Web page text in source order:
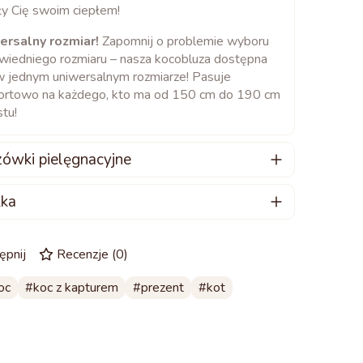
Cię swoim ciepłem!
rozmiar! Zapomnij o problemie wyboru
rozmiaru – nasza kocobluza dostępna
jednym uniwersalnym rozmiarze! Pasuje
na każdego, kto ma od 150 cm do 190 cm
pielęgnacyjne
z pralki, wybierz delikatny program, aby
wyłącznie łagodne detergenty, najlepiej
wysyłka: Początek lutego.
Recenzje (0)
koc z kapturem prezent kot